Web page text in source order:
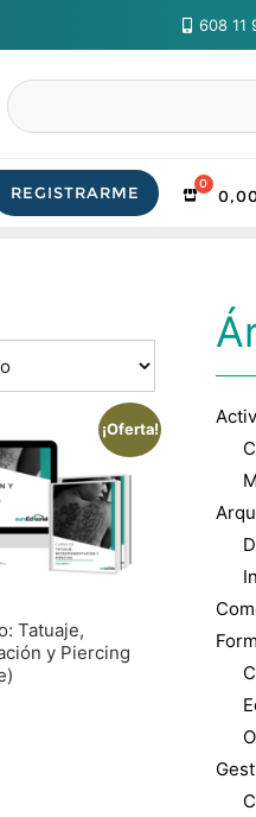
608 11
REGISTRARME
¡Oferta!
Tatuaje,
y Piercing